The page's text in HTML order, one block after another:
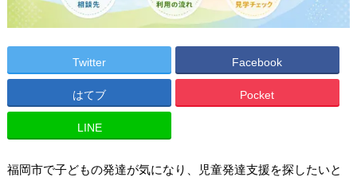
Twitter Facebook
はてブ Pocket
LINE
福岡市で子どもの発達が気になり、児童発達支援を探したいと